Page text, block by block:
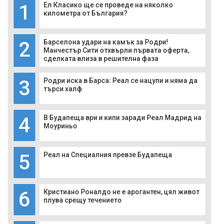
1
Ел Класико ще се проведе на няколко
километра от България?
2
Барселона удари на камък за Родри!
Манчестър Сити отхвърли първата оферта,
сделката влиза в решителна фаза
3
Родри иска в Барса: Реал се нацупи и няма да
търси халф
4
В Будапеща ври и кипи заради Реал Мадрид на
Моуриньо
5 Реал на Специалния превзе Будапеща
6
Кристиано Роналдо не е арогантен, цял живот
плува срещу течението